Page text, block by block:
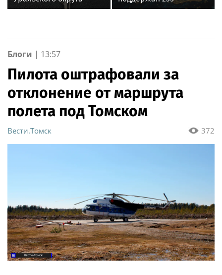
Росгвардии стали
по охране важных
государственных
объектов
пассажиров во время
Блоги | 13:57
Пилота оштрафовали за
отклонение от маршрута
полета под Томском
372
Вести.Томск